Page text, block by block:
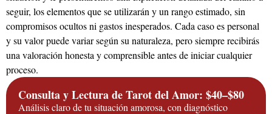
seguir, los elementos que se utilizarán y un rango estimado, sin
compromisos ocultos ni gastos inesperados. Cada caso es personal
y su valor puede variar según su naturaleza, pero siempre recibirás
una valoración honesta y comprensible antes de iniciar cualquier
proceso.
Consulta y Lectura de Tarot del Amor: $40–$80
Análisis claro de tu situación amorosa, con diagnóstico